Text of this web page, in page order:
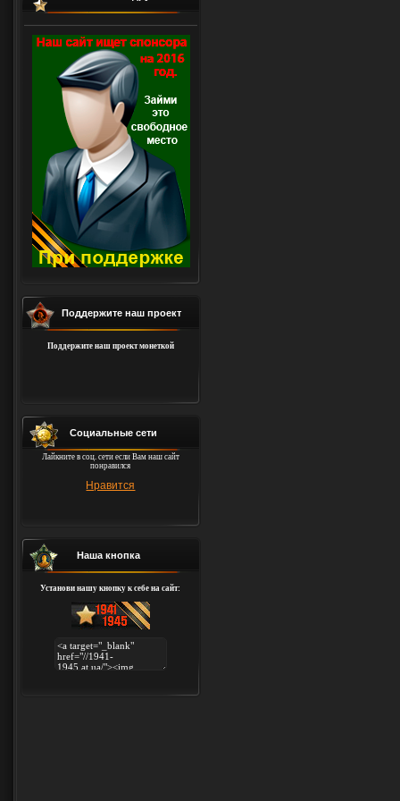
Поддержите наш проект
Поддержите наш проект монеткой
Социальные сети
Лайкните в соц. сети если Вам наш сайт
понравился
Нравится
Наша кнопка
Установи нашу кнопку к себе на сайт: